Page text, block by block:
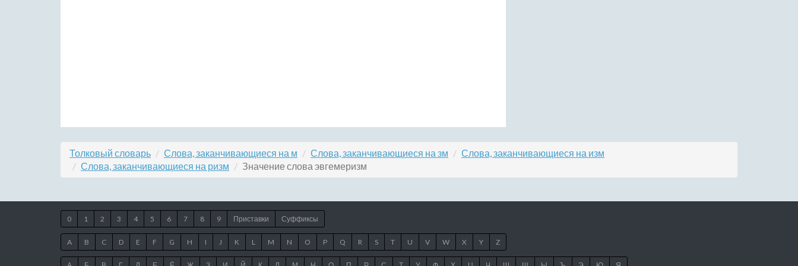
Толковый словарь Слова, заканчивающиеся на м Слова, заканчивающиеся на зм
Слова, заканчивающиеся на изм
Слова, заканчивающиеся на ризм
Значение слова эвгемеризм
0 1 2 3 4 5 6 7 8 9 Приставки Суффиксы
A B C D E F G H I J K L M N O P Q R S T U V W X Y Z